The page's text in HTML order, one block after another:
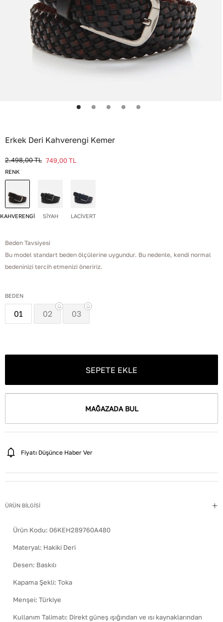
Erkek Deri Kahverengi Kemer
2.498,00TL 749,00TL
RENK
KAHVERENGİ SİYAH LACİVERT
Beden Tavsiyesi
Bu model standart beden ölçülerine uygundur. Bu nedenle, kendi normal
bedeninizi tercih etmenizi öneririz.
BEDEN
01 02 03
SEPETE EKLE
MAĞAZADA BUL
Fiyatı Düşünce Haber Ver
ÜRÜN BİLGİSİ
Ürün Kodu: 06KEH289760A480
Materyal: Hakiki Deri
Desen: Baskılı
Kapama Şekli: Toka
Menşei: Türkiye
Kullanım Talimatı: Direkt güneş ışığından ve ısı kaynaklarından